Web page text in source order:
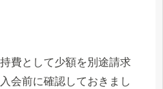
費として少額を別途請求
会前に確認しておきまし